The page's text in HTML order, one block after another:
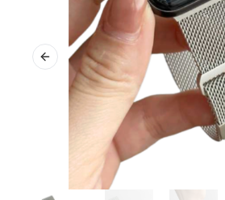
Previous slide